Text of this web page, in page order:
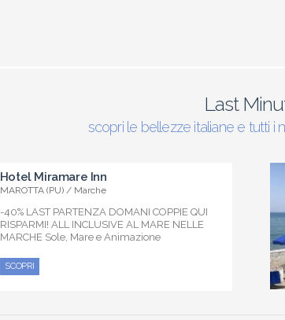
Last
scopri le bellezze italiane e tutti i
Hotel Miramare Inn
MAROTTA (PU) / Marche
-40% LAST PARTENZA DOMANI COPPIE QUI
RISPARMI! ALL INCLUSIVE AL MARE NELLE
MARCHE Sole, Mare e Animazione
SCOPRI